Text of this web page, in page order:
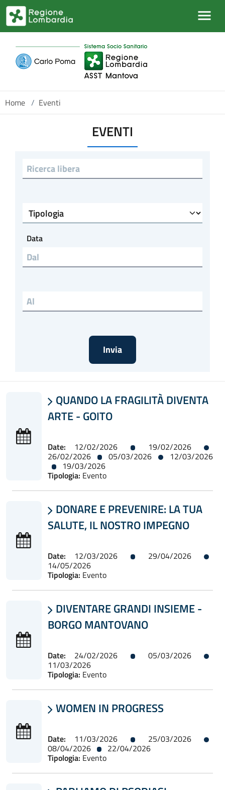
Salta al contenuto principale
Home / Eventi
EVENTI
Ricerca libera
Tipologia
Data
 QUANDO LA FRAGILITÀ DIVENTA
ARTE - GOITO
Date: 12/02/2026 19/02/2026
26/02/2026 05/03/2026 12/03/2026
19/03/2026
Tipologia: Evento
 DONARE E PREVENIRE: LA TUA
SALUTE, IL NOSTRO IMPEGNO
Date: 12/03/2026 29/04/2026
14/05/2026
Tipologia: Evento
 DIVENTARE GRANDI INSIEME -
BORGO MANTOVANO
Date: 24/02/2026 05/03/2026
11/03/2026
Tipologia: Evento
 WOMEN IN PROGRESS
Date: 11/03/2026 25/03/2026
08/04/2026 22/04/2026
Tipologia: Evento